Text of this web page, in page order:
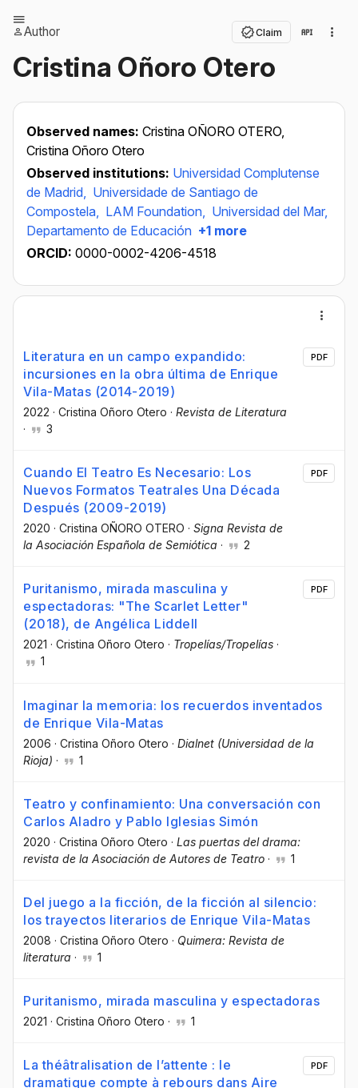
Author Claim
Cristina Oñoro Otero
Observed names: Cristina OÑORO OTERO,
Cristina Oñoro Otero
Observed institutions: Universidad Complutense
de Madrid, Universidade de Santiago de
Compostela, LAM Foundation, Universidad del Mar,
Departamento de Educación +1 more
ORCID: 0000-0002-4206-4518
Literatura en un campo expandido:
incursiones en la obra última de Enrique
Vila-Matas (2014-2019)
2022 · Cristina Oñoro Otero · Revista de Literatura
·
3
PDF
Cuando El Teatro Es Necesario: Los
Nuevos Formatos Teatrales Una Década
Después (2009-2019)
2020 · Cristina OÑORO OTERO · Signa Revista de
la Asociación Española de Semiótica · 2
PDF
Puritanismo, mirada masculina y
espectadoras: "The Scarlet Letter"
(2018), de Angélica Liddell
2021 · Cristina Oñoro Otero · Tropelías/Tropelías ·
1
PDF
Imaginar la memoria: los recuerdos inventados
de Enrique Vila-Matas
2006 · Cristina Oñoro Otero · Dialnet (Universidad de la
Rioja) · 1
Teatro y confinamiento: Una conversación con
Carlos Aladro y Pablo Iglesias Simón
2020 · Cristina Oñoro Otero · Las puertas del drama:
revista de la Asociación de Autores de Teatro · 1
Del juego a la ficción, de la ficción al silencio:
los trayectos literarios de Enrique Vila-Matas
2008 · Cristina Oñoro Otero · Quimera: Revista de
literatura · 1
Puritanismo, mirada masculina y espectadoras
2021 · Cristina Oñoro Otero · 1
La théâtralisation de l’attente : le
dramatique compte à rebours dans Aire
PDF